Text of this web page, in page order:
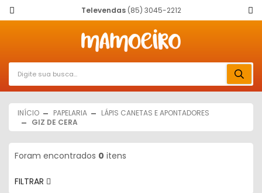
Televendas(85) 3045-2212
INÍCIO PAPELARIA
LÁPIS CANETAS E APONTADORES
GIZ DE CERA
Foram encontrados 0 itens
FILTRAR